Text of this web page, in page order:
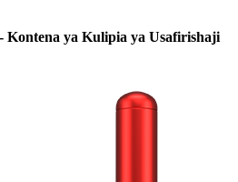
Kontena ya Kulipia ya Usafirishaji